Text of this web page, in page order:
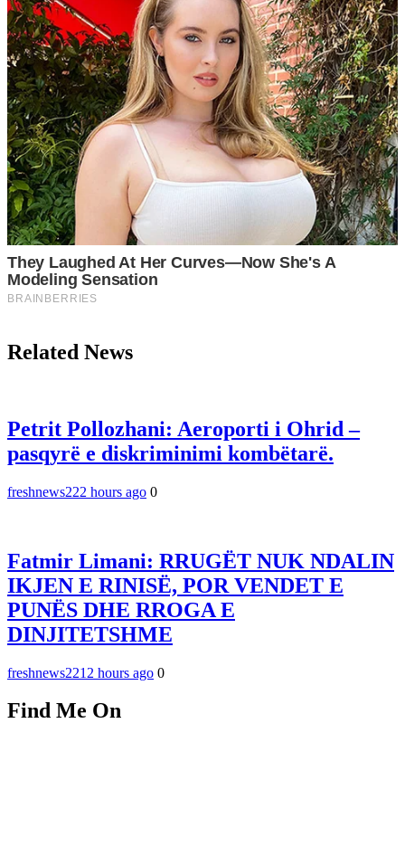
Related News
Petrit Pollozhani: Aeroporti i Ohrid –
pasqyrë e diskriminimi kombëtarë.
freshnews222 hours ago 0
Fatmir Limani: RRUGËT NUK NDALIN
IKJEN E RINISË, POR VENDET E
PUNËS DHE RROGA E
DINJITETSHME
freshnews2212 hours ago 0
Find Me On